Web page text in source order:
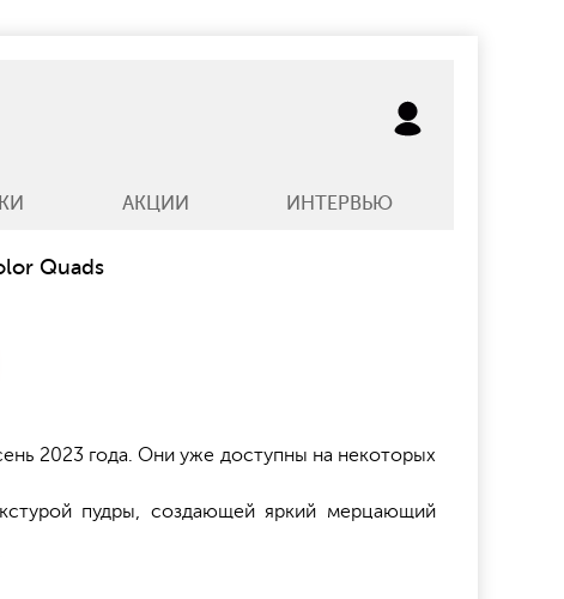
АКЦИИ ИНТЕРВЬЮ
Quads
2023 года. Они уже доступны на некоторых
пудры, создающей яркий мерцающий